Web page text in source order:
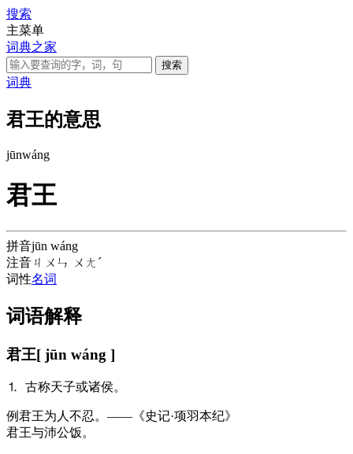
搜索
主菜单
词典之家
词典
君王的意思
jūnwáng
君王
拼音jūn wáng
注音 ㄐㄨㄣ ㄨㄤˊ
词性名词
词语解释
君王[ jūn wáng ]
⒈ 古称天子或诸侯。
例君王为人不忍。——《史记·项羽本纪》
君王与沛公饭。